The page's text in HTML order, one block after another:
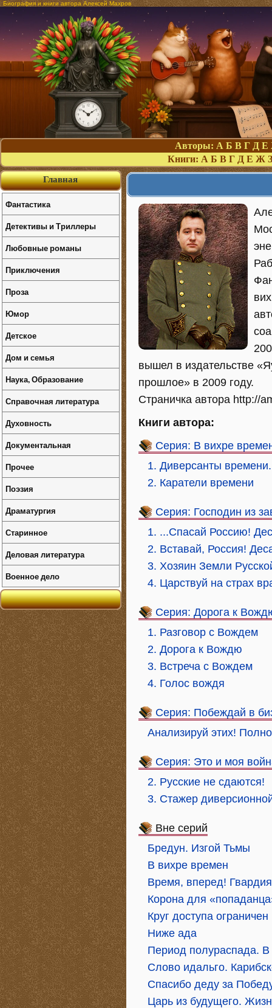
Биография и книги автора Алексей Махров
Авторы: А Б В Г Д Е
Книги: А Б В Г Д Е Ж З
вышел в издательстве
прошлое» в 2009 году.
Страничка автора http://
Книги автора:
Серия: В вихре
1. Диверсанты
2. Каратели времени
Серия: Господин из
1. ...Спасай Россию!
2. Вставай, Россия!
3. Хозяин Земли
4. Царствуй на страх
Серия: Дорога к
1. Разговор с Вождем
2. Дорога к Вождю
3. Встреча с Вождем
4. Голос вождя
Серия: Побеждай в
Анализируй этих!
Серия: Это и моя
2. Русские не сдаются!
3. Стажер
Вне серий
Бредун. Изгой Тьмы
В вихре времен
Время, вперед!
Корона для
Круг доступа ограничен
Ниже ада
Период полураспада.
Слово идальго.
Спасибо деду за
Царь из будущего.
Главная
Фантастика
Детективы и Триллеры
Любовные романы
Приключения
Проза
Юмор
Детское
Дом и семья
Наука, Образование
Справочная литература
Духовность
Документальная
Прочее
Поэзия
Драматургия
Старинное
Деловая литература
Военное дело